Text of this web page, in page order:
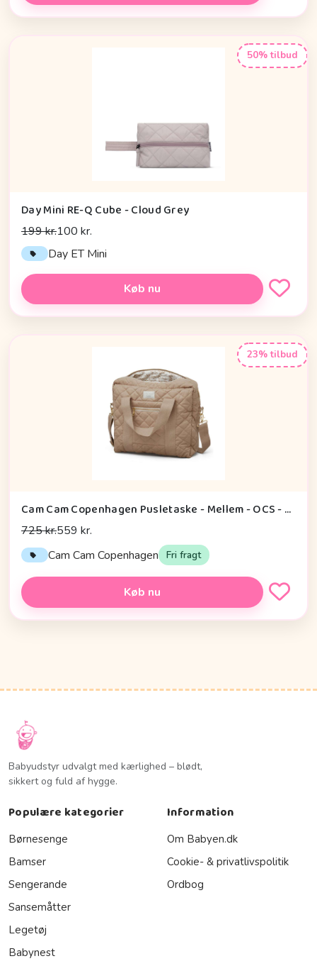
50% tilbud
Day Mini RE-Q Cube - Cloud Grey
199 kr.100 kr.
Day ET Mini
Køb nu
23% tilbud
Cam Cam Copenhagen Pusletaske - Mellem - OCS - Camel
725 kr.559 kr.
Cam Cam Copenhagen Fri fragt
Køb nu
Babyudstyr udvalgt med kærlighed – blødt,
sikkert og fuld af hygge.
Populære kategorier
Børnesenge
Bamser
Sengerande
Sansemåtter
Legetøj
Babynest
Information
Om Babyen.dk
Cookie- & privatlivspolitik
Ordbog